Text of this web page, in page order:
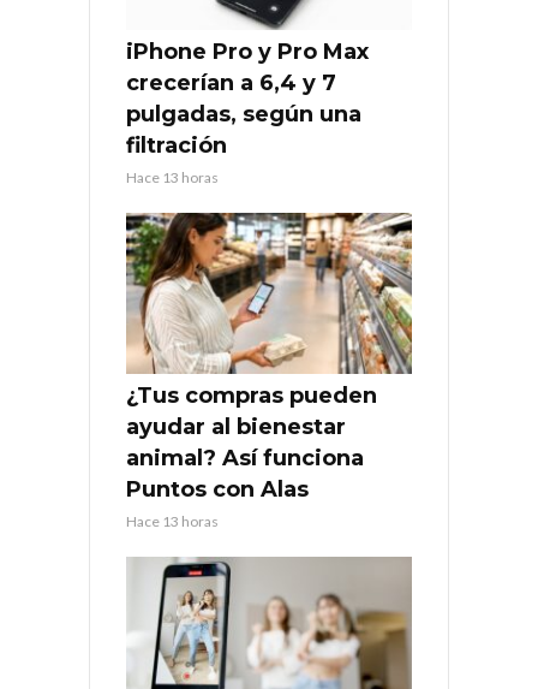
iPhone Pro y Pro Max
crecerían a 6,4 y 7
pulgadas, según una
filtración
Hace 13 horas
¿Tus compras pueden
ayudar al bienestar
animal? Así funciona
Puntos con Alas
Hace 13 horas